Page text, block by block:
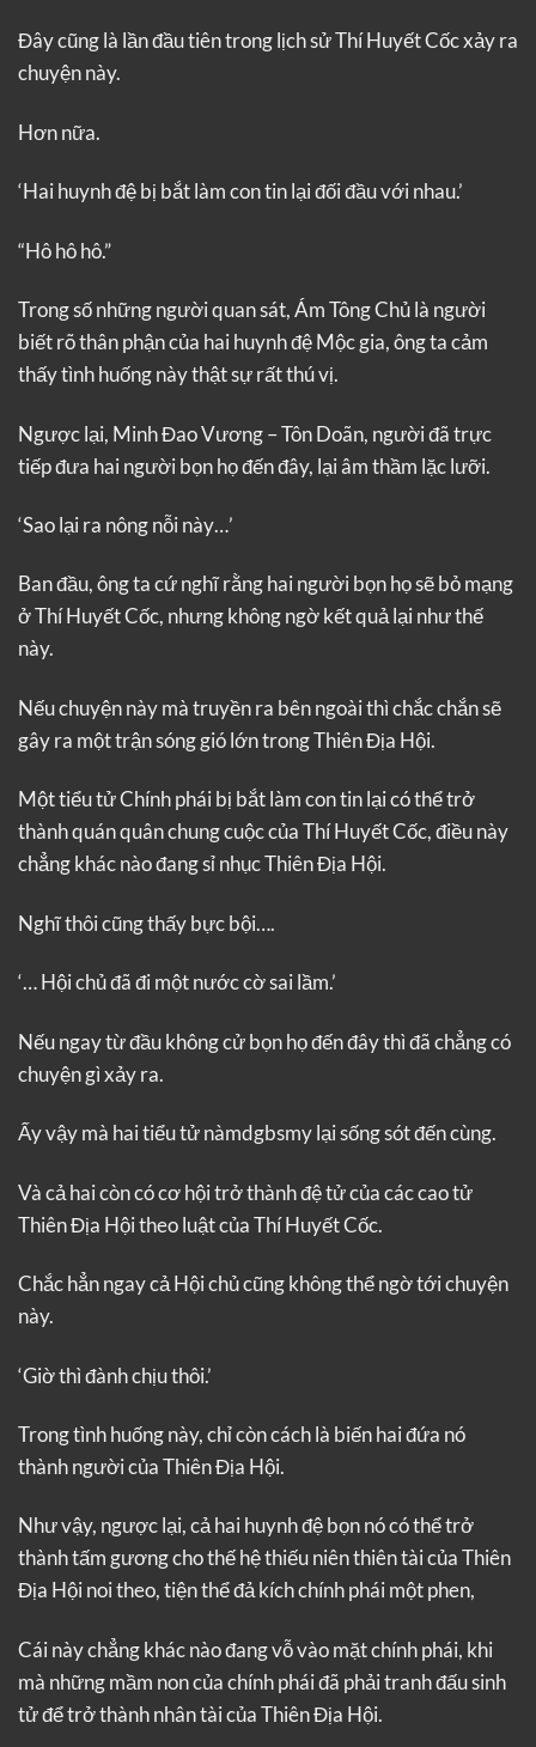
Đây cũng là lần đầu tiên trong lịch sử Thí Huyết Cốc xảy ra
chuyện này.
Hơn nữa.
‘Hai huynh đệ bị bắt làm con tin lại đối đầu với nhau.’
“Hô hô hô.”
Trong số những người quan sát, Ám Tông Chủ là người
biết rõ thân phận của hai huynh đệ Mộc gia, ông ta cảm
thấy tình huống này thật sự rất thú vị.
Ngược lại, Minh Đao Vương – Tôn Doãn, người đã trực
tiếp đưa hai người bọn họ đến đây, lại âm thầm lặc lưỡi.
‘Sao lại ra nông nỗi này…’
Ban đầu, ông ta cứ nghĩ rằng hai người bọn họ sẽ bỏ mạng
ở Thí Huyết Cốc, nhưng không ngờ kết quả lại như thế
này.
Nếu chuyện này mà truyền ra bên ngoài thì chắc chắn sẽ
gây ra một trận sóng gió lớn trong Thiên Địa Hội.
Một tiểu tử Chính phái bị bắt làm con tin lại có thể trở
thành quán quân chung cuộc của Thí Huyết Cốc, điều này
chẳng khác nào đang sỉ nhục Thiên Địa Hội.
Nghĩ thôi cũng thấy bực bội….
‘… Hội chủ đã đi một nước cờ sai lầm.’
Nếu ngay từ đầu không cử bọn họ đến đây thì đã chẳng có
chuyện gì xảy ra.
Ấy vậy mà hai tiểu tử nàmdgbsmy lại sống sót đến cùng.
Và cả hai còn có cơ hội trở thành đệ tử của các cao tử
Thiên Địa Hội theo luật của Thí Huyết Cốc.
Chắc hẳn ngay cả Hội chủ cũng không thể ngờ tới chuyện
này.
‘Giờ thì đành chịu thôi.’
Trong tình huống này, chỉ còn cách là biến hai đứa nó
thành người của Thiên Địa Hội.
Như vậy, ngược lại, cả hai huynh đệ bọn nó có thể trở
thành tấm gương cho thế hệ thiếu niên thiên tài của Thiên
Địa Hội noi theo, tiện thể đả kích chính phái một phen,
Cái này chẳng khác nào đang vỗ vào mặt chính phái, khi
mà những mầm non của chính phái đã phải tranh đấu sinh
tử để trở thành nhân tài của Thiên Địa Hội.